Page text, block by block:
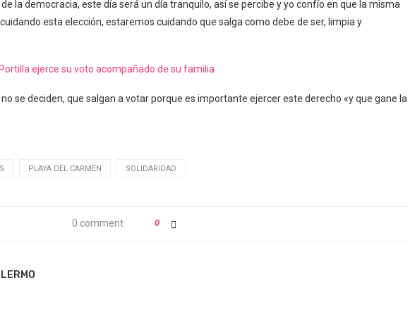
la democracia, este día será un día tranquilo, así se percibe y yo confío en que la misma
esta elección, estaremos cuidando que salga como debe de ser, limpia y
ejerce su voto acompañado de su familia
no se deciden, que salgan a votar porque es importante ejercer este derecho «y que gane la
PLAYA DEL CARMEN SOLIDARIDAD
0 comment 0